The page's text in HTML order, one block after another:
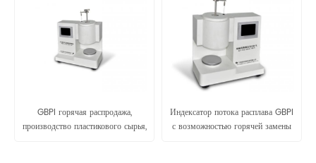
GBPI горячая распродажа,
производство пластикового сырья,
Индексатор потока расплава GBPI
с возможностью горячей замены